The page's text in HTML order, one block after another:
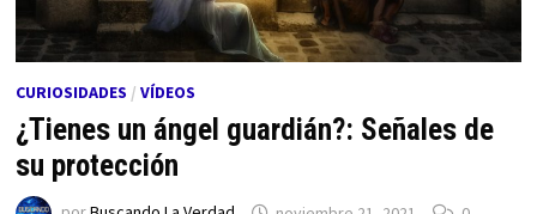
CURIOSIDADES / VÍDEOS
¿Tienes un ángel guardián?: Señales de
su protección